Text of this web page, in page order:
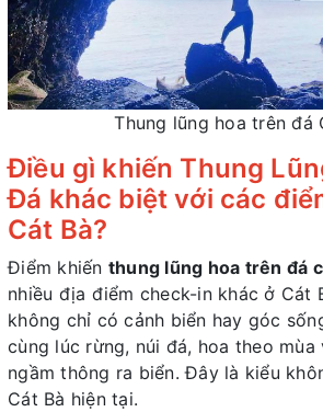
Thung lũng hoa trên đá
Điều gì khiến Thung
Đá khác biệt với các
Cát Bà?
Điểm khiến thung lũng hoa trên đá
nhiều địa điểm check-in khác ở Cát
không chỉ có cảnh biển hay góc
cùng lúc rừng, núi đá, hoa theo mùa
ngầm thông ra biển. Đây là kiểu
Cát Bà hiện tại.